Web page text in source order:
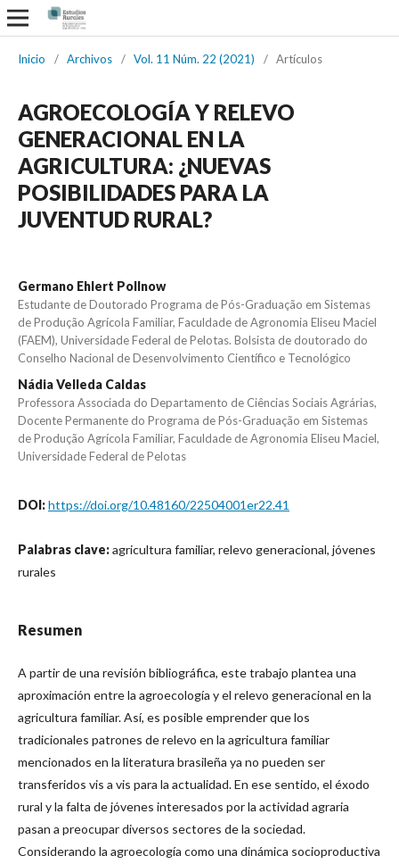
Inicio / Archivos / Vol. 11 Núm. 22 (2021) / Artículos
AGROECOLOGÍA Y RELEVO
GENERACIONAL EN LA
AGRICULTURA: ¿NUEVAS
POSIBILIDADES PARA LA
JUVENTUD RURAL?
Germano Ehlert Pollnow
Estudante de Doutorado Programa de Pós-Graduação em Sistemas
de Produção Agrícola Familiar, Faculdade de Agronomia Eliseu Maciel
(FAEM), Universidade Federal de Pelotas. Bolsista de doutorado do
Conselho Nacional de Desenvolvimento Científico e Tecnológico
Nádia Velleda Caldas
Professora Associada do Departamento de Ciências Sociais Agrárias,
Docente Permanente do Programa de Pós-Graduação em Sistemas
de Produção Agrícola Familiar, Faculdade de Agronomia Eliseu Maciel,
Universidade Federal de Pelotas
DOI:https://doi.org/10.48160/22504001er22.41
Palabras clave:agricultura familiar, relevo generacional, jóvenes
rurales
Resumen
A partir de una revisión bibliográfica, este trabajo plantea una
aproximación entre la agroecología y el relevo generacional en la
agricultura familiar. Así, es posible emprender que los
tradicionales patrones de relevo en la agricultura familiar
mencionados en la literatura brasileña ya no pueden ser
transferidos vis a vis para la actualidad. En ese sentido, el éxodo
rural y la falta de jóvenes interesados por la actividad agraria
pasan a preocupar diversos sectores de la sociedad.
Considerando la agroecología como una dinámica socioproductiva